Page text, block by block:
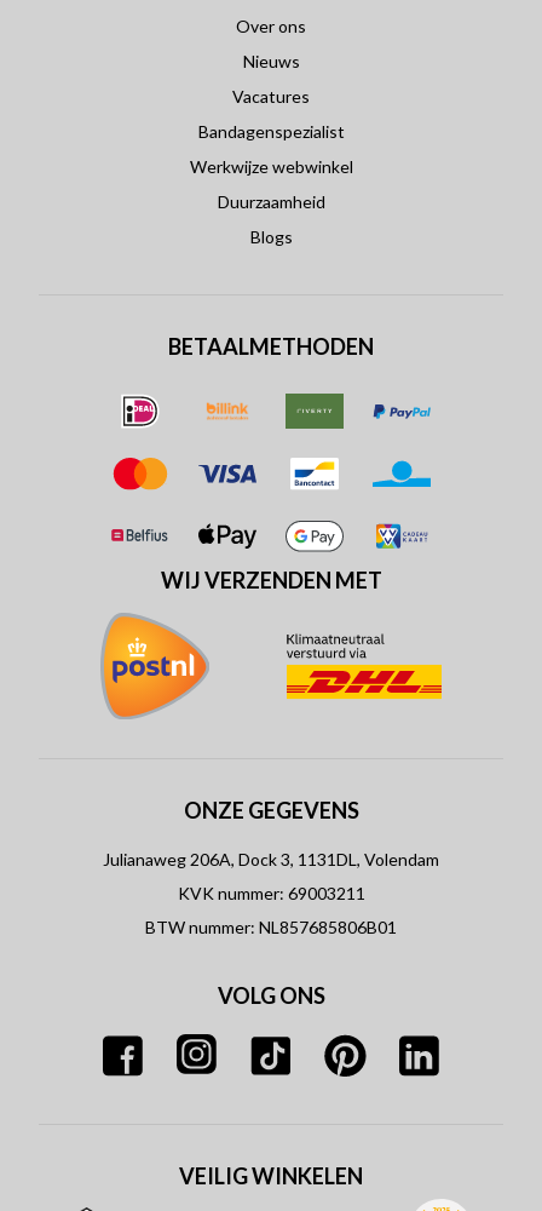
Over ons
Nieuws
Vacatures
Bandagenspezialist
Werkwijze webwinkel
Duurzaamheid
Blogs
BETAALMETHODEN
WIJ VERZENDEN MET
ONZE GEGEVENS
Julianaweg 206A, Dock 3, 1131DL, Volendam
KVK nummer: 69003211
BTW nummer: NL857685806B01
VOLG ONS
VEILIG WINKELEN